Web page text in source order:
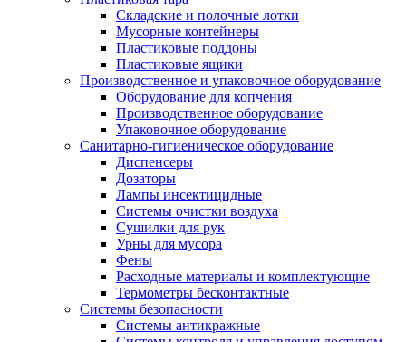
Складские и полочные лотки
Мусорные контейнеры
Пластиковые поддоны
Пластиковые ящики
Производственное и упаковочное оборудование
Оборудование для копчения
Производственное оборудование
Упаковочное оборудование
Санитарно-гигиеническое оборудование
Диспенсеры
Дозаторы
Лампы инсектицидные
Системы очистки воздуха
Сушилки для рук
Урны для мусора
Фены
Расходные материалы и комплектующие
Термометры бесконтактные
Системы безопасности
Системы антикражные